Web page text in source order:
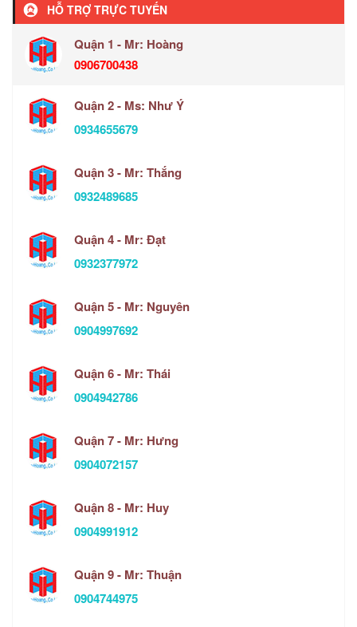
HỖ TRỢ TRỰC TUYẾN
Quận 1 - Mr: Hoàng
0906700438
Quận 2 - Ms: Như Ý
0934655679
Quận 3 - Mr: Thắng
0932489685
Quận 4 - Mr: Đạt
0932377972
Quận 5 - Mr: Nguyên
0904997692
Quận 6 - Mr: Thái
0904942786
Quận 7 - Mr: Hưng
0904072157
Quận 8 - Mr: Huy
0904991912
Quận 9 - Mr: Thuận
0904744975